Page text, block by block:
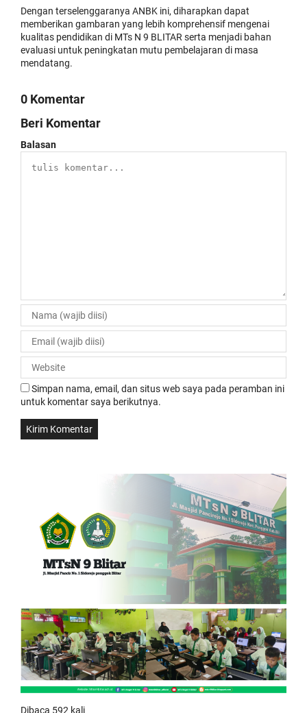
Dengan terselenggaranya ANBK ini, diharapkan dapat
memberikan gambaran yang lebih komprehensif mengenai
kualitas pendidikan di MTs N 9 BLITAR serta menjadi bahan
evaluasi untuk peningkatan mutu pembelajaran di masa
mendatang.
0 Komentar
Beri Komentar
Balasan
Simpan nama, email, dan situs web saya pada peramban ini
untuk komentar saya berikutnya.
Dibaca 592 kali